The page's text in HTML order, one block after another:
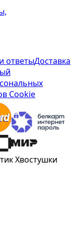
ответыДоставка
Cookie
Хвостушки